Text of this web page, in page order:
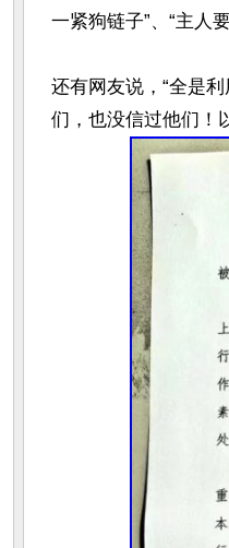
一紧狗链子”、“主人
还有网友说，“全是